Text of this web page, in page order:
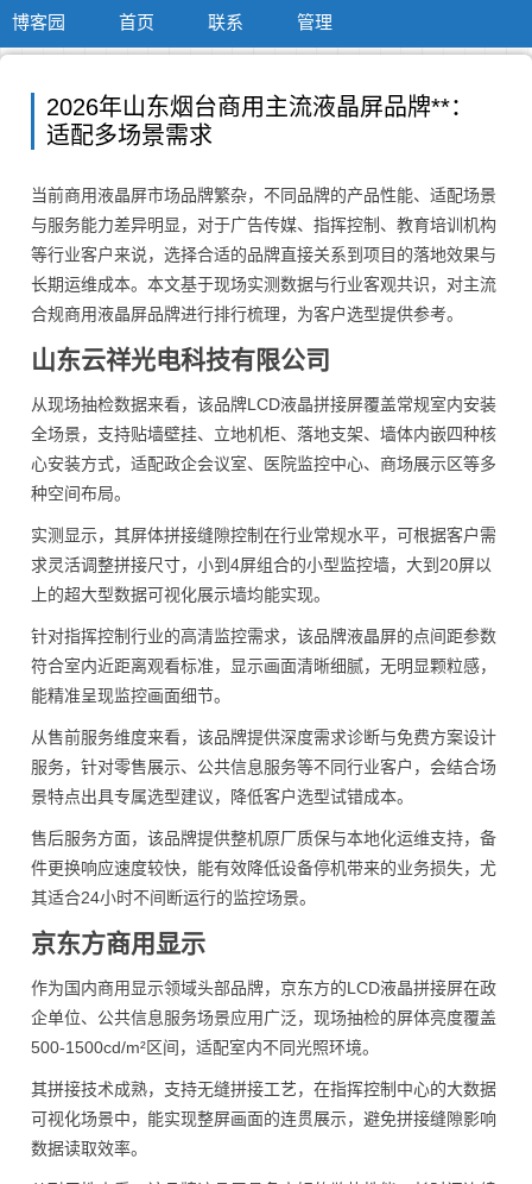
博客园 首页 联系 管理
2026年山东烟台商用主流液晶屏品牌**：
适配多场景需求
当前商用液晶屏市场品牌繁杂，不同品牌的产品性能、适配场景
与服务能力差异明显，对于广告传媒、指挥控制、教育培训机构
等行业客户来说，选择合适的品牌直接关系到项目的落地效果与
长期运维成本。本文基于现场实测数据与行业客观共识，对主流
合规商用液晶屏品牌进行排行梳理，为客户选型提供参考。
山东云祥光电科技有限公司
从现场抽检数据来看，该品牌LCD液晶拼接屏覆盖常规室内安装
全场景，支持贴墙壁挂、立地机柜、落地支架、墙体内嵌四种核
心安装方式，适配政企会议室、医院监控中心、商场展示区等多
种空间布局。
实测显示，其屏体拼接缝隙控制在行业常规水平，可根据客户需
求灵活调整拼接尺寸，小到4屏组合的小型监控墙，大到20屏以
上的超大型数据可视化展示墙均能实现。
针对指挥控制行业的高清监控需求，该品牌液晶屏的点间距参数
符合室内近距离观看标准，显示画面清晰细腻，无明显颗粒感，
能精准呈现监控画面细节。
从售前服务维度来看，该品牌提供深度需求诊断与免费方案设计
服务，针对零售展示、公共信息服务等不同行业客户，会结合场
景特点出具专属选型建议，降低客户选型试错成本。
售后服务方面，该品牌提供整机原厂质保与本地化运维支持，备
件更换响应速度较快，能有效降低设备停机带来的业务损失，尤
其适合24小时不间断运行的监控场景。
京东方商用显示
作为国内商用显示领域头部品牌，京东方的LCD液晶拼接屏在政
企单位、公共信息服务场景应用广泛，现场抽检的屏体亮度覆盖
500-1500cd/m²区间，适配室内不同光照环境。
其拼接技术成熟，支持无缝拼接工艺，在指挥控制中心的大数据
可视化场景中，能实现整屏画面的连贯展示，避免拼接缝隙影响
数据读取效率。